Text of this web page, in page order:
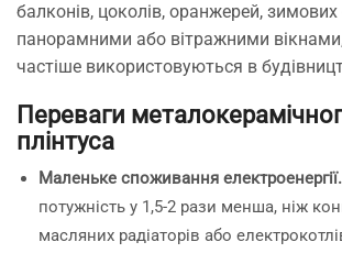
балконів, цоколів, оранжерей, зимових
панорамними або вітражними вікнами,
частіше використовуються в
Переваги
плінтуса
Маленьке споживання електроенергії.
потужність у 1,5-2 рази менша, ніж
масляних радіаторів або